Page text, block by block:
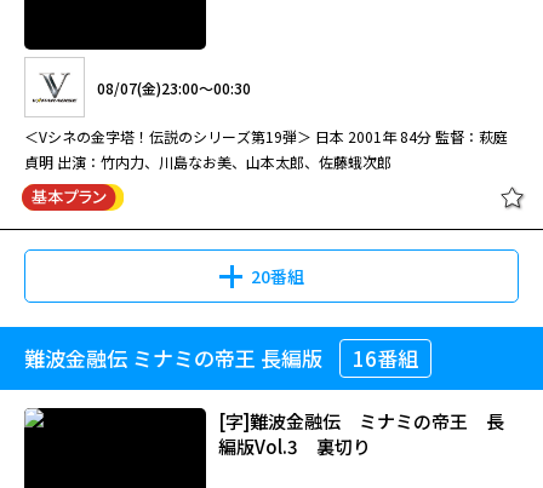
08/07(金)23:00～00:30
＜Vシネの金字塔！伝説のシリーズ第19弾＞ 日本 2001年 84分 監督：萩庭
貞明 出演：竹内力、川島なお美、山本太郎、佐藤蛾次郎
20番組
難波金融伝 ミナミの帝王 長編版 16番組
[字]難波金融伝 ミナミの帝王 長
編版Vol.3 裏切り